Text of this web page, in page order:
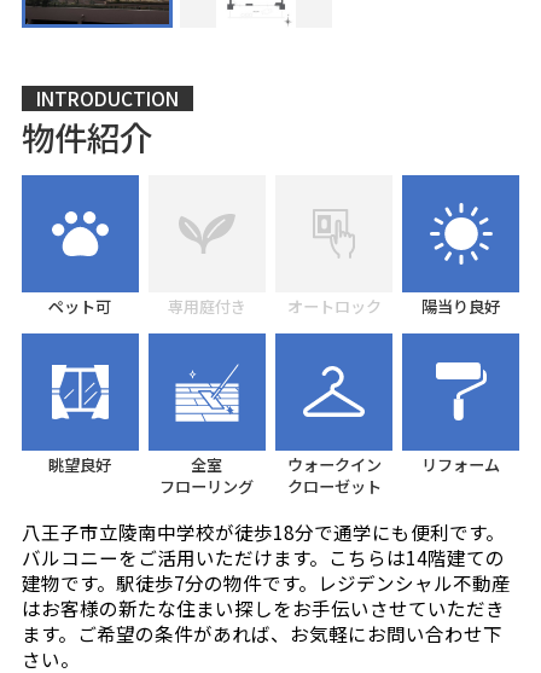
INTRODUCTION
物件紹介
ペット可 専用庭付き オートロック 陽当り良好
眺望良好
全室
フローリング
ウォークイン
クローゼット
リフォーム
八王子市立陵南中学校が徒歩18分で通学にも便利です。
バルコニーをご活用いただけます。こちらは14階建ての
建物です。駅徒歩7分の物件です。レジデンシャル不動産
はお客様の新たな住まい探しをお手伝いさせていただき
ます。ご希望の条件があれば、お気軽にお問い合わせ下
さい。